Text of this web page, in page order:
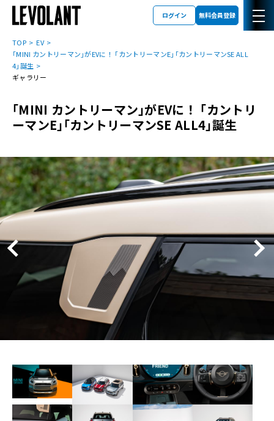
ログイン 無料会員登録
TOP
EV
｢MINI カントリーマン｣がEVに！ ｢カントリーマンE｣｢カントリーマンSE ALL
4｣誕生
ギャラリー
｢MINI カントリーマン｣がEVに！ ｢カントリ
ーマンE｣｢カントリーマンSE ALL4｣誕生